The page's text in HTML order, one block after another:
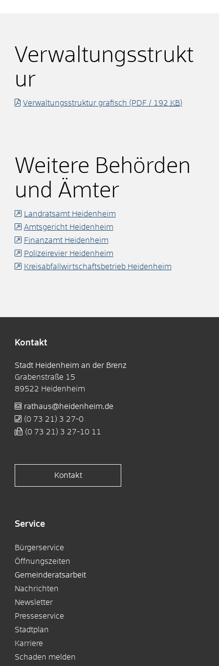
Verwaltungsstrukt
ur
Verwaltungsstruktur grafisch (PDF / 192 KB)
Weitere Behörden
und Ämter
Landratsamt Heidenheim
Amtsgericht Heidenheim
Finanzamt Heidenheim
Polizeirevier Heidenheim
Kreisabfallwirtschaftsbetrieb Heidenheim
Kontakt
Stadt Heidenheim an der Brenz
Grabenstraße 15
89522 Heidenheim
rathaus@heidenheim.de
(0 73 21) 3 27-0
(0 73 21) 3 27-10 11
Kontakt
Service
Bürgerservice
Öffnungszeiten
Gemeinderatsarbeit
Nachrichten
Newsletter
Presseservice
Stadtplan
Karriere
Schaden melden